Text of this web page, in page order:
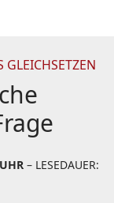
– LESEDAUER: